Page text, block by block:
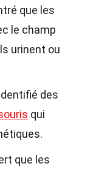
que les
le champ
urinent ou
des
qui
que les